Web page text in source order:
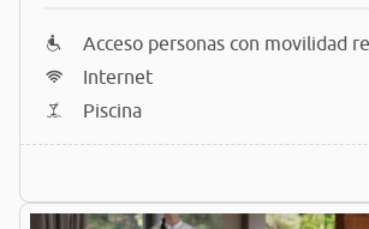
Acceso personas con movilidad
Internet
Piscina